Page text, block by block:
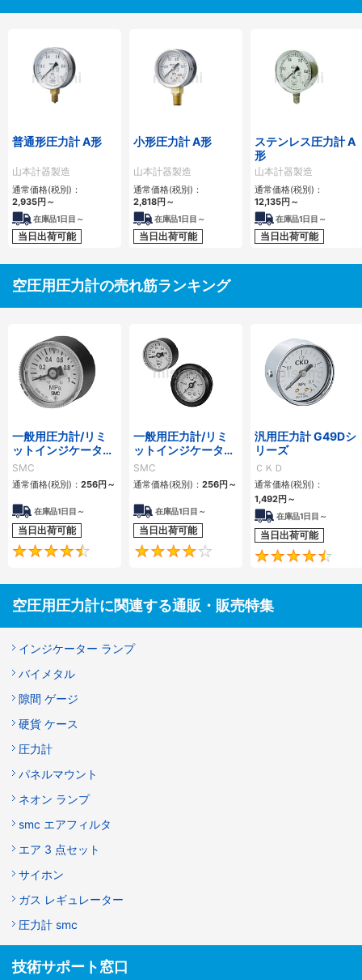
普通形圧力計 A形
山本計器製造
通常価格(税別)：
2,935円 ～
在庫品1日目～
当日出荷可能
小形圧力計 A形
山本計器製造
通常価格(税別)：
2,818円 ～
在庫品1日目～
当日出荷可能
ステンレス圧力計 A
形
山本計器製造
通常価格(税別)：
12,135円 ～
在庫品1日目～
当日出荷可能
空圧用圧力計の売れ筋ランキング
一般用圧力計/リミ
ットインジケータ付
G36・GA36
SMC
通常価格(税別)： 256円 ～
在庫品1日目～
当日出荷可能
4.6
一般用圧力計/リミ
ットインジケータ付
G46・GA46
SMC
通常価格(税別)： 256円 ～
在庫品1日目～
当日出荷可能
4
汎用圧力計 G49Dシ
リーズ
ＣＫＤ
通常価格(税別)：
1,492円 ～
在庫品1日目～
当日出荷可能
空圧用圧力計に関連する通販・販売特集
インジケーター ランプ
バイメタル
隙間 ゲージ
硬貨 ケース
圧力計
パネルマウント
ネオン ランプ
smc エアフィルタ
エア 3 点セット
サイホン
ガス レギュレーター
圧力計 smc
技術サポート窓口